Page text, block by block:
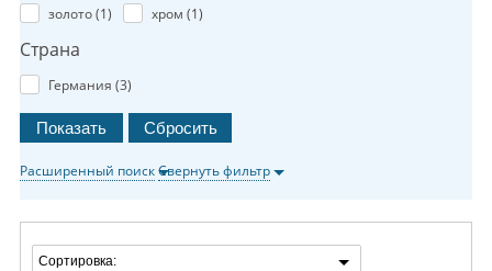
золото (1) хром (1)
Страна
Германия (3)
Расширенный поискСвернуть фильтр
Сортировка: